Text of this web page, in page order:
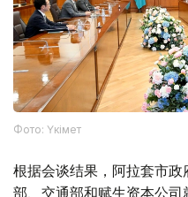
Фото: Үкімет
根据会谈结果，阿拉套市
部、交通部和赋生资本公司